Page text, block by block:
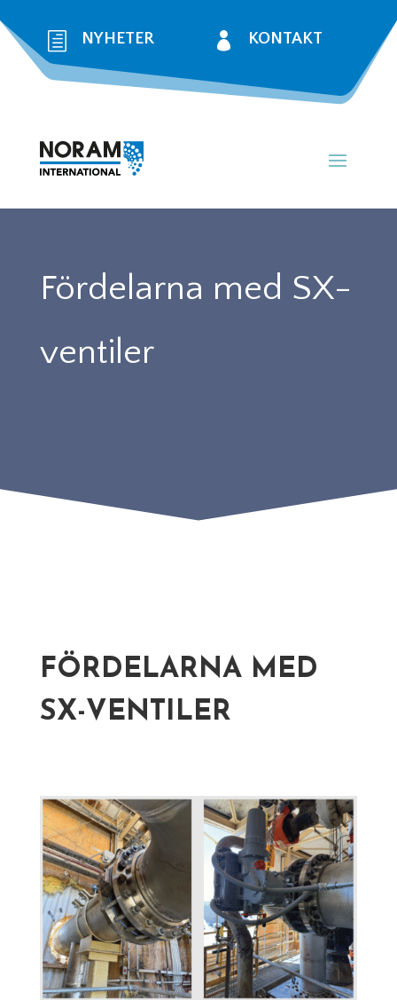
h NYHETER  KONTAKT
Fördelarna med SX-
ventiler
FÖRDELARNA MED
SX-VENTILER